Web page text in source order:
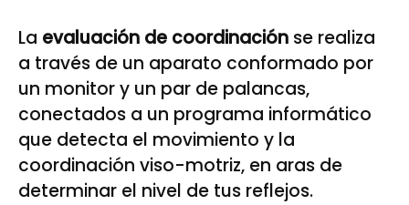
La evaluación de coordinación se realiza
a través de un aparato conformado por
un monitor y un par de palancas,
conectados a un programa informático
que detecta el movimiento y la
coordinación viso-motriz, en aras de
determinar el nivel de tus reflejos.